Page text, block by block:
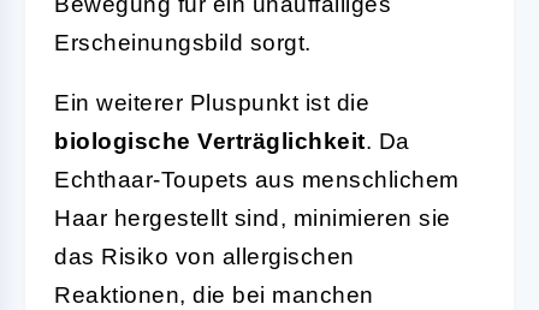
Erscheinungsbild sorgt.
Ein weiterer Pluspunkt ist die
biologische Verträglichkeit. Da
Echthaar-Toupets aus menschlichem
Haar hergestellt sind, minimieren sie
das Risiko von allergischen
Reaktionen, die bei manchen